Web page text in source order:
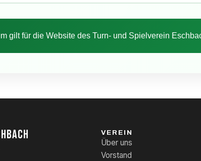
gilt für die Website des Turn- und Spielverein
VEREIN
Über uns
Vorstand